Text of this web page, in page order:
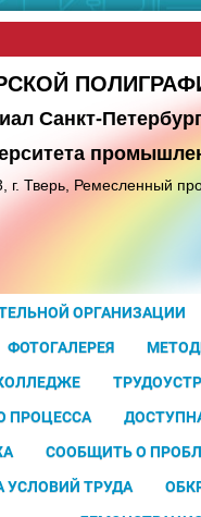
Санкт-
г. Тверь, Ремесленный
ОРГАНИЗАЦИИ
ФОТОГАЛЕРЕЯ
ПРОЦЕССА
СООБЩИТЬ О
УСЛОВИЙ ТРУДА